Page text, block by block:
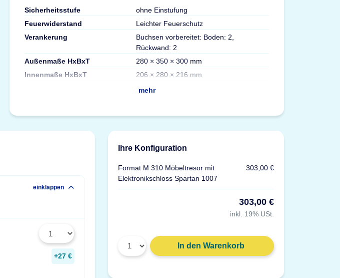
Sicherheitsstufe
ohne Einstufung
Feuerwiderstand
Leichter Feuerschutz
Verankerung
Buchsen vorbereitet: Boden: 2,
Rückwand: 2
Außenmaße HxBxT
280 × 350 × 300 mm
Innenmaße HxBxT
206 × 280 × 216 mm
mehr
einklappen
Stück zusätzlich pro Fachboden.
Maße: 14x190x31 mm
Material: Kunststoff, grau
+27 €
Ihre Konfiguration
Format M 310 Möbeltresor mit
Elektronikschloss Spartan 1007
303,00 €
303,00 €
inkl. 19% USt.
In den Warenkorb